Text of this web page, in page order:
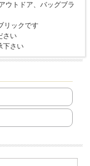
ウトドア、バッグブラ
リックです
さい
下さい